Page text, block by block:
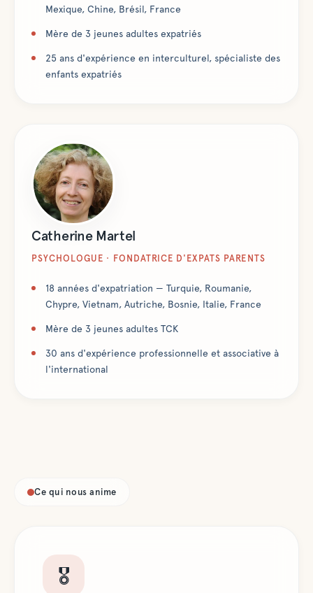
Mexique, Chine, Brésil, France
Mère de 3 jeunes adultes expatriés
25 ans d'expérience en interculturel, spécialiste des
enfants expatriés
Catherine Martel
PSYCHOLOGUE · FONDATRICE D'EXPATS PARENTS
18 années d'expatriation — Turquie, Roumanie,
Chypre, Vietnam, Autriche, Bosnie, Italie, France
Mère de 3 jeunes adultes TCK
30 ans d'expérience professionnelle et associative à
l'international
Ce qui nous anime
🎖️